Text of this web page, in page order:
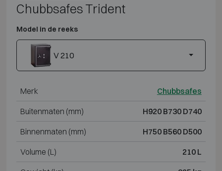
Chubbsafes Trident
Model in de reeks
V 210
Merk Chubbsafes
Buitenmaten (mm) H920 B730 D740
Binnenmaten (mm) H750 B560 D500
Volume (L) 210 L